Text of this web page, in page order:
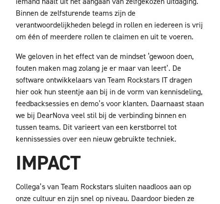
Binnen de zelfsturende teams zijn de
verantwoordelijkheden belegd in rollen en iedereen is vrij
om één of meerdere rollen te claimen en uit te voeren.
We geloven in het effect van de mindset ‘gewoon doen,
fouten maken mag zolang je er maar van leert’. De
software ontwikkelaars van Team Rockstars IT dragen
hier ook hun steentje aan bij in de vorm van kennisdeling,
feedbacksessies en demo’s voor klanten. Daarnaast staan
we bij DearNova veel stil bij de verbinding binnen en
tussen teams. Dit varieert van een kerstborrel tot
kennissessies over een nieuw gebruikte techniek.
IMPACT
Collega’s van Team Rockstars sluiten naadloos aan op
onze cultuur en zijn snel op niveau. Daardoor bieden ze